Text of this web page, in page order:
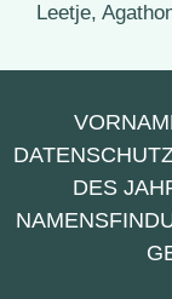
Leetje,
DES